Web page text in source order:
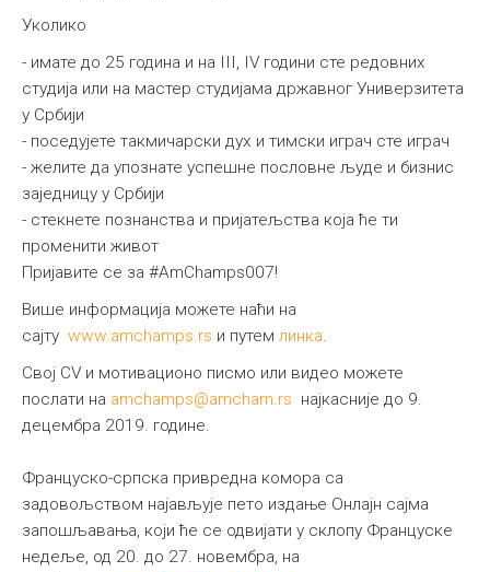
Уколико
- имате до 25 година и на III, IV години сте редовних
студија или на мастер студијама државног Универзитета
у Србији
- поседујете такмичарски дух и тимски играч сте играч
- желите да упознате успешне пословне људе и бизнис
заједницу у Србији
- стекнете познанства и пријатељства која ће ти
променити живот
Пријавите се за #AmChamps007!
Више информација можете наћи на
сајту www.amchamps.rs и путем линка.
Свој CV и мотивационо писмо или видео можете
послати на amchamps@amcham.rs најкасније до 9.
децембра 2019. године.
Француско-српска привредна комора са
задовољством најављује пето издање Онлајн сајма
запошљавања, који ће се одвијати у склопу Француске
недеље, од 20. до 27. новембра, на